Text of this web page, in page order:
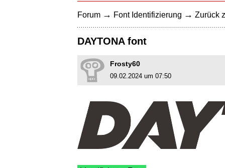
Forum → Font Identifizierung → Zurück
DAYTONA font
Frosty60
09.02.2024 um 07:50